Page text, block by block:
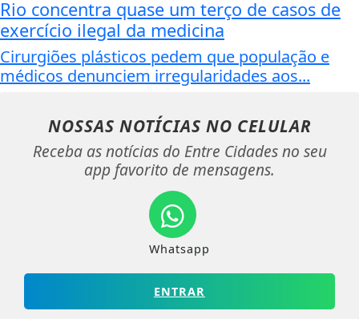
Rio concentra quase um terço de casos de
exercício ilegal da medicina
Cirurgiões plásticos pedem que população e
médicos denunciem irregularidades aos...
NOSSAS NOTÍCIAS NO CELULAR
Receba as notícias do Entre Cidades no seu
app favorito de mensagens.
Whatsapp
ENTRAR